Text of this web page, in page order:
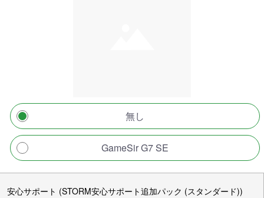
無し
GameSir G7 SE
安心サポート (STORM安心サポート追加パック (スタンダード))